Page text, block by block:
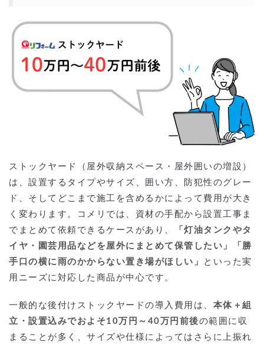
ストックヤード（屋外収納スペース・屋外囲いの増設）
は、設置するタイプやサイズ、囲い方、防犯性のグレー
ド、そしてどこまで施工を含めるかによって費用が大き
く変わります。コメリでは、資材の手配から設置工事ま
でまとめて依頼できるケースがあり、
「灯油タンクやタ
イヤ・園芸用品などを屋外にまとめて保管したい」「勝
手口の横に雨のかからない置き場がほしい」
といった実
用ニーズに対応した商品が中心です。
一般的な後付けストックヤードの導入費用は、 本体＋組
立・設置込みでおよそ10万円～40万円前後の範囲に収
まることが多く、サイズや仕様によってはさらに上振れ